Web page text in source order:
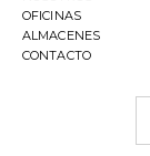
OFICINAS
ALMACENES
CONTACTO